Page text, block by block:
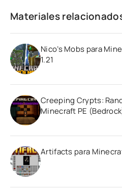
Materiales
Nico’s Mobs para
1.21
Creeping Crypts:
Minecraft PE
Artifacts para